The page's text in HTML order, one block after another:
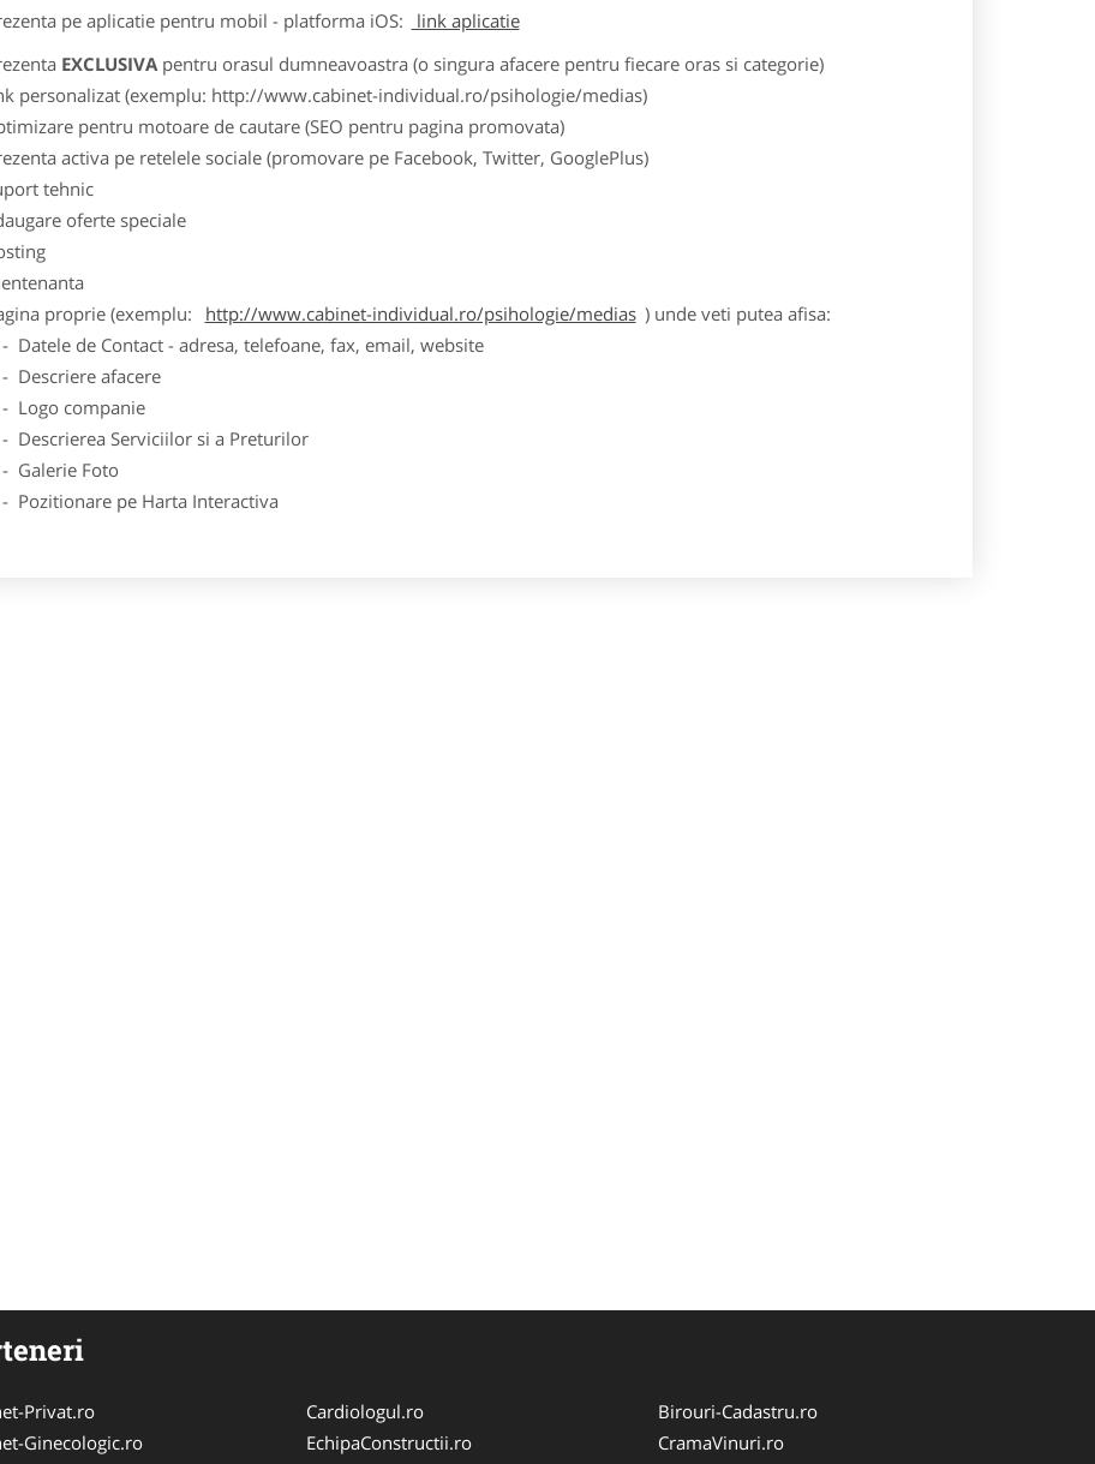
pe aplicatie pentru mobil - platforma iOS:
link aplicatie
EXCLUSIVApentru orasul dumneavoastra (o singura afacere pentru fiecare oras si categorie)
personalizat (exemplu: http://www.cabinet-individual.ro/psihologie/medias)
pentru motoare de cautare (SEO pentru pagina promovata)
activa pe retelele sociale (promovare pe Facebook, Twitter, GooglePlus)
tehnic
oferte speciale
proprie (exemplu:
http://www.cabinet-individual.ro/psihologie/medias ) unde veti putea afisa:
de Contact - adresa, telefoane, fax, email, website
afacere
companie
Serviciilor si a Preturilor
Foto
pe Harta Interactiva
Privat.ro
Ginecologic.ro
Cardiologul.ro
EchipaConstructii.ro
Birouri-Cadastru.ro
CramaVinuri.ro